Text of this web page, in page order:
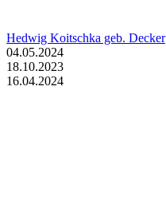
Hedwig Koitschka geb. Decker
04.05.2024
18.10.2023
16.04.2024